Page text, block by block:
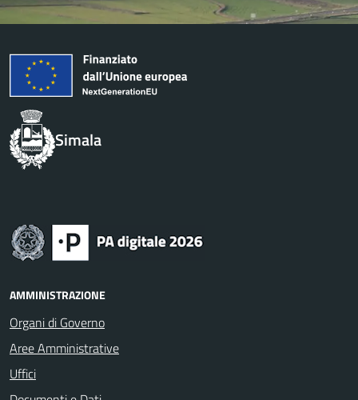
Simala
AMMINISTRAZIONE
Organi di Governo
Aree Amministrative
Uffici